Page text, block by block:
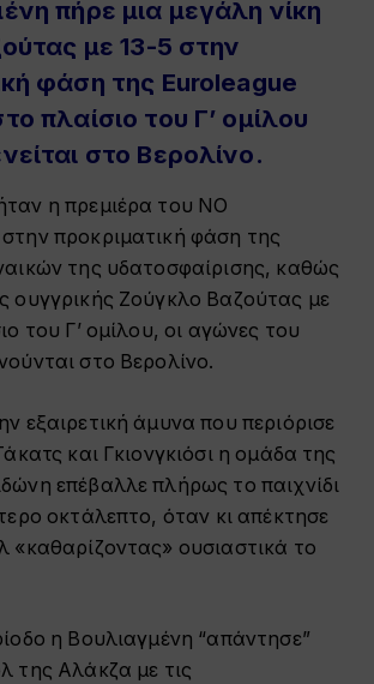
πήρε μια μεγάλη νίκη
με 13-5 στην
φάση της Euroleague
πλαίσιο του Γ’ ομίλου
στο Βερολίνο.
η πρεμιέρα του ΝΟ
προκριματική φάση της
της υδατοσφαίρισης, καθώς
ουγγρικής Ζούγκλο Βαζούτας με
του Γ’ ομίλου, οι αγώνες του
στο Βερολίνο.
εξαιρετική άμυνα που περιόρισε
και Γκιονγκιόσι η ομάδα της
επέβαλλε πλήρως το παιχνίδι
οκτάλεπτο, όταν κι απέκτησε
«καθαρίζοντας» ουσιαστικά το
η Βουλιαγμένη “απάντησε”
της Αλάκζα με τις